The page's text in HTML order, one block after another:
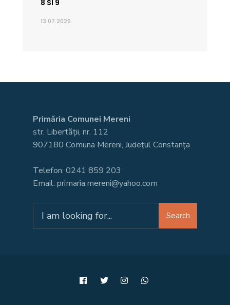
8 SI 9
13.07.2026
Primăria Comunei Mereni
str. Libertății, nr. 112
907180 Comuna Mereni, Județul Constanța
Telefon: 0241 859 203
Email: primaria.mereni@yahoo.com
for:
Search